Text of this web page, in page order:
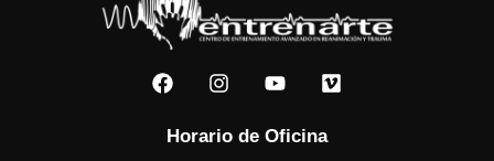
F
a
e
I
n
t
Y
o
t
V
i
Horario de Oficina